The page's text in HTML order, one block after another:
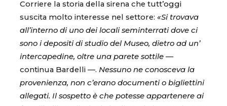
Corriere la storia della sirena che tutt’oggi
suscita molto interesse nel settore: «Si trovava
all’interno di uno dei locali seminterrati dove ci
sono i depositi di studio del Museo, dietro ad un’
intercapedine, oltre una parete sottile —
continua Bardelli —. Nessuno ne conosceva la
provenienza, non c’erano documenti o bigliettini
allegati. Il sospetto è che potesse appartenere ai